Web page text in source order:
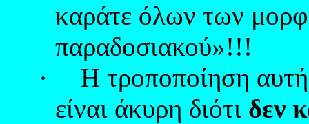
καράτε όλων των
παραδοσιακού»!!!
·
Η τροποποίηση
είναι άκυρη διότι δεν